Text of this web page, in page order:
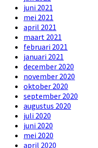
juni 2021
mei 2021
april 2021
maart 2021
februari 2021
januari 2021
december 2020
november 2020
oktober 2020
september 2020
augustus 2020
juli 2020
juni 2020
mei 2020
april 2020